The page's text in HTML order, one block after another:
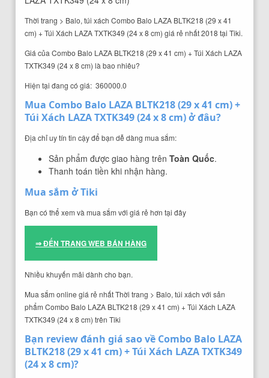
Thời trang > Balo, túi xách Combo Balo LAZA BLTK218 (29 x 41
cm) + Túi Xách LAZA TXTK349 (24 x 8 cm) giá rẻ nhất 2018 tại Tiki.
Giá của Combo Balo LAZA BLTK218 (29 x 41 cm) + Túi Xách LAZA
TXTK349 (24 x 8 cm) là bao nhiêu?
Hiện tại đang có giá: 360000.0
Mua Combo Balo LAZA BLTK218 (29 x 41 cm) +
Túi Xách LAZA TXTK349 (24 x 8 cm) ở đâu?
Địa chỉ uy tín tin cậy để bạn dễ dàng mua sắm:
Sản phẩm được giao hàng trên Toàn Quốc.
Thanh toán tiền khi nhận hàng.
Mua sắm ở Tiki
Bạn có thể xem và mua sắm với giá rẻ hơn tại đây
⇒ ĐẾN TRANG WEB BÁN HÀNG
Nhiều khuyến mãi dành cho bạn.
Mua sắm online giá rẻ nhất Thời trang > Balo, túi xách với sản
phẩm Combo Balo LAZA BLTK218 (29 x 41 cm) + Túi Xách LAZA
TXTK349 (24 x 8 cm) trên Tiki
Bạn review đánh giá sao về Combo Balo LAZA
BLTK218 (29 x 41 cm) + Túi Xách LAZA TXTK349
(24 x 8 cm)?